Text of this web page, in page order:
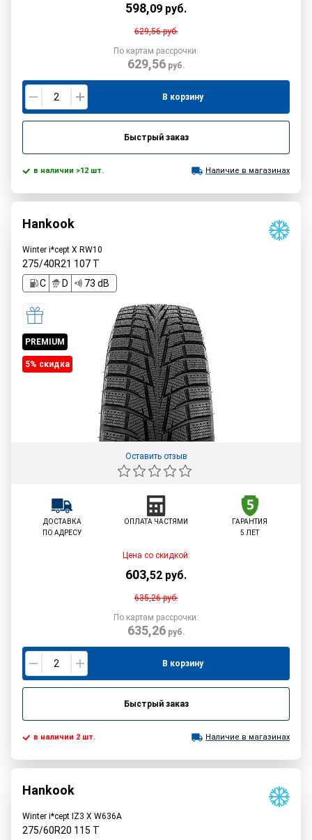
598,09 руб.
629,56руб.
По картам рассрочки:
629,56руб.
В корзину
Быстрый заказ
в наличии >12 шт. Наличие в магазинах
Hankook
Winter i*cept X RW10
275/40R21 107 T
C
D 73 dB
PREMIUM
5% cкидка
Оставить отзыв
ДОСТАВКА
ПО АДРЕСУ
ОПЛАТА ЧАСТЯМИ
ГАРАНТИЯ
5 ЛЕТ
Цена со скидкой:
603,52 руб.
635,26руб.
По картам рассрочки:
635,26руб.
В корзину
Быстрый заказ
в наличии 2 шт. Наличие в магазинах
Hankook
Winter i*cept IZ3 X W636A
275/60R20 115 T